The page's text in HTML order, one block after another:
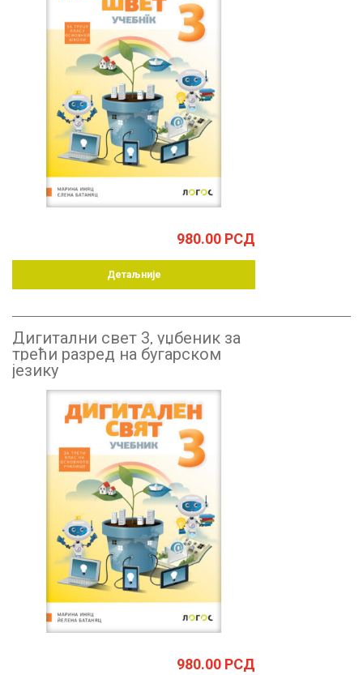
980.00 РСД
Детаљније
Дигитални свет 3, уџбеник за
трећи разред на бугарском
језику
980.00 РСД